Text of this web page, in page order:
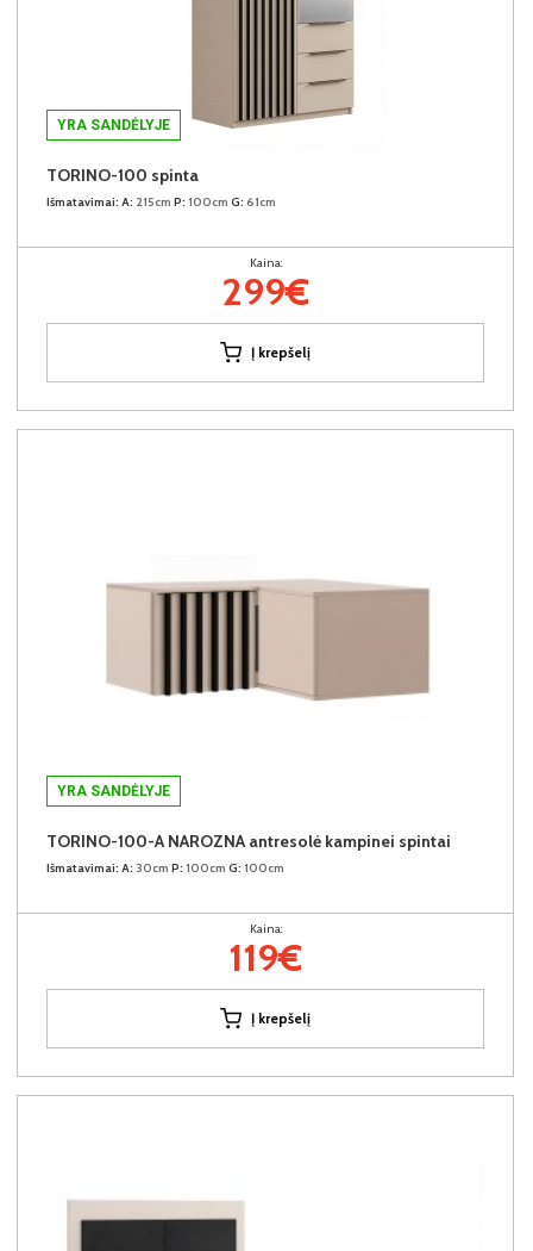
YRA SANDĖLYJE
TORINO-100 spinta
Išmatavimai: A: 215cm P: 100cm G: 61cm
Kaina:
299€
Į krepšelį
YRA SANDĖLYJE
TORINO-100-A NAROZNA antresolė kampinei spintai
Išmatavimai: A: 30cm P: 100cm G: 100cm
Kaina:
119€
Į krepšelį